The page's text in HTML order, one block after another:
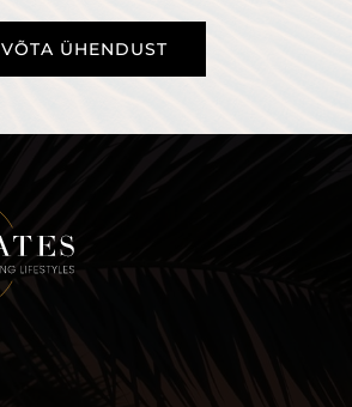
VÕTA ÜHENDUST